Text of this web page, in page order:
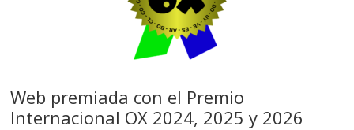
Web premiada con el Premio
Internacional OX 2024, 2025 y 2026